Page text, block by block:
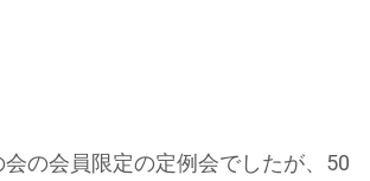
の会員限定の定例会でしたが、50